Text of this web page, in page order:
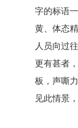
字的标语
黄、体态
人员向过
更有甚者
板，声嘶
见此情景